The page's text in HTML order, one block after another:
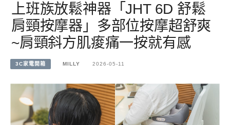
上班族放鬆神器「JHT 6D 舒鬆
肩頸按摩器」多部位按摩超舒爽
~肩頸斜方肌痠痛一按就有感
3C家電開箱 MILLY 2026-05-11